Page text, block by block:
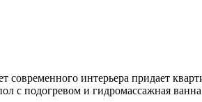
интерьера придает
с подогревом и гидромассажная